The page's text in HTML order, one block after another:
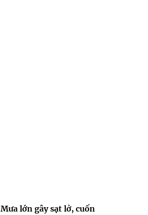
Mưa lớn gây sạt lở, cuốn